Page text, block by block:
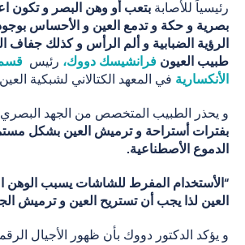
رئيسياً للأصابة بتعب أو وهن البصر و تكون
بصرية و حكة و تدمع العين و الأحساس
الرؤية الضبابية و ألم الرأس و كذلك جفاف
طبيب العيون فرانشيسك دووك، رئيس قسم
الأنكسارية في المعهد الكتالاني لشبكية العين ICR.
و يحذر الطبيب المتخصص من الجهد
بفترات أستراحة و ترميش العين بشكل
الدموع الأصطناعية.
“الأستخدام المفرط للشاشات يسبب
العين لذا يجب أن تستريح العين و ترميش
و يؤكد الدكتور دووك بأن ظهور الأجيال